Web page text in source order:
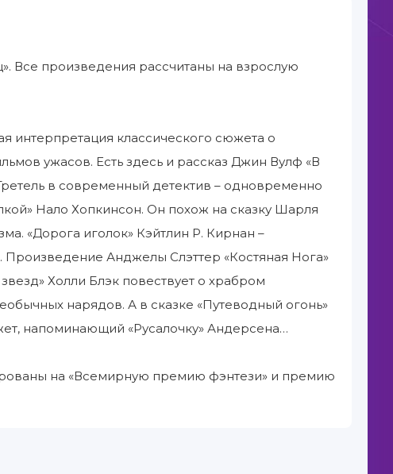
Все произведения рассчитаны на взрослую
интерпретация классического сюжета о
ужасов. Есть здесь и рассказ Джин Вулф «В
в современный детектив – одновременно
Нало Хопкинсон. Он похож на сказку Шарля
«Дорога иголок» Кэйтлин Р. Кирнан –
Произведение Анджелы Слэттер «Костяная Нога»
Холли Блэк повествует о храбром
нарядов. А в сказке «Путеводный огонь»
напоминающий «Русалочку» Андерсена…
на «Всемирную премию фэнтези» и премию